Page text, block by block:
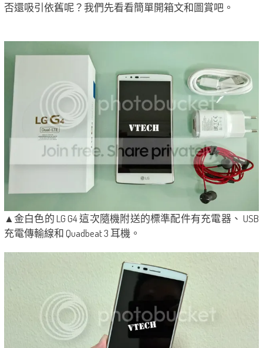
否還吸引依舊呢？我們先看看簡單開箱文和圖賞吧。
▲金白色的 LG G4 這次隨機附送的標準配件有充電器、 USB
充電傳輸線和 Quadbeat 3 耳機。